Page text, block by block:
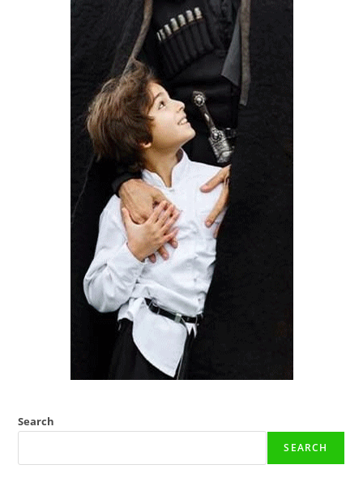
Search
SEARCH